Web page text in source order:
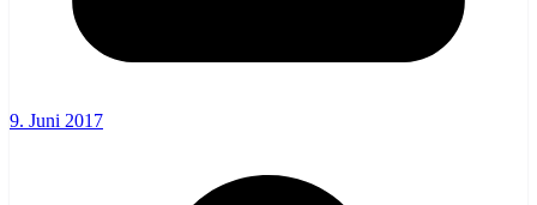
9. Juni 2017